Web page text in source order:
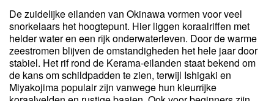
De zuidelijke eilanden van Okinawa vormen voor veel
snorkelaars het hoogtepunt. Hier liggen koraalriffen met
helder water en een rijk onderwaterleven. Door de warme
zeestromen blijven de omstandigheden het hele jaar door
stabiel. Het rif rond de Kerama-eilanden staat bekend om
de kans om schildpadden te zien, terwijl Ishigaki en
Miyakojima populair zijn vanwege hun kleurrijke